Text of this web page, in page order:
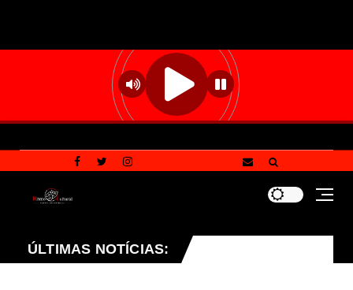
ÚLTIMAS NOTÍCIAS:
Campanha Multivacinação 2026: confira as